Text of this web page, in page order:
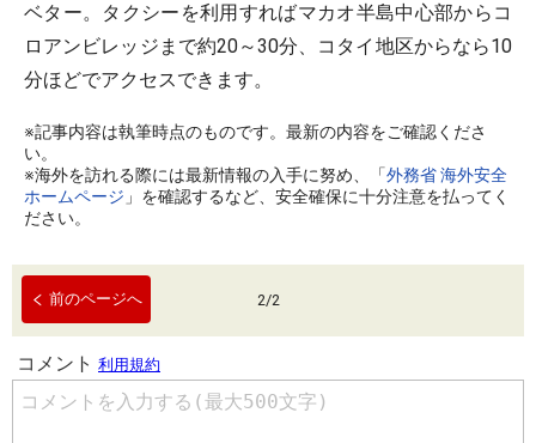
ベター。タクシーを利用すればマカオ半島中心部からコ
ロアンビレッジまで約20～30分、コタイ地区からなら10
分ほどでアクセスできます。
※記事内容は執筆時点のものです。最新の内容をご確認くださ
い。
※海外を訪れる際には最新情報の入手に努め、「外務省 海外安全
ホームページ 」を確認するなど、安全確保に十分注意を払ってく
ださい。
前のページへ 2/2